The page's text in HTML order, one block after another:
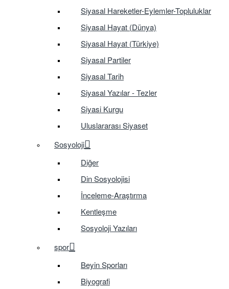
Siyasal Hareketler-Eylemler-Topluluklar
Siyasal Hayat (Dünya)
Siyasal Hayat (Türkiye)
Siyasal Partiler
Siyasal Tarih
Siyasal Yazılar - Tezler
Siyasi Kurgu
Uluslararası Siyaset
Sosyoloji
Diğer
Din Sosyolojisi
İnceleme-Araştırma
Kentleşme
Sosyoloji Yazıları
spor
Beyin Sporları
Biyografi